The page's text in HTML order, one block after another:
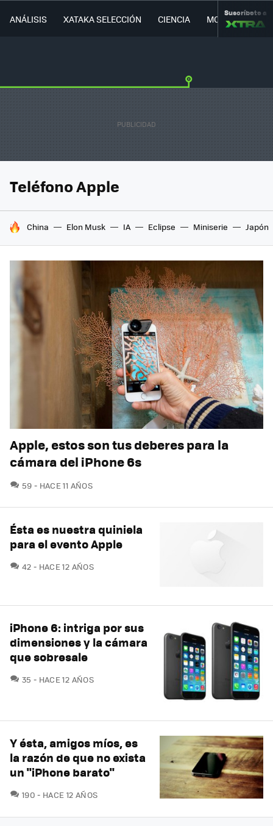
ANÁLISIS XATAKA SELECCIÓN CIENCIA MOVILIDAD
Suscríbete a
Teléfono Apple
HOY SE HABLA DE
China Elon Musk IA Eclipse Miniserie Japón
Apple, estos son tus deberes para la
cámara del iPhone 6s
59 COMENTARIOS
HACE 11 AÑOS
Ésta es nuestra quiniela
para el evento Apple
42 COMENTARIOS
HACE 12 AÑOS
iPhone 6: intriga por sus
dimensiones y la cámara
que sobresale
35 COMENTARIOS
HACE 12 AÑOS
Y ésta, amigos míos, es
la razón de que no exista
un "iPhone barato"
190 COMENTARIOS
HACE 12 AÑOS